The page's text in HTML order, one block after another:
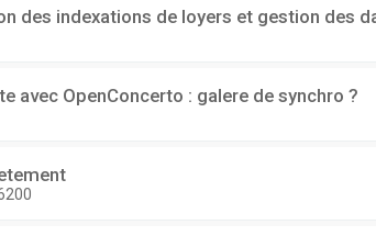
des indexations de loyers et gestion des
avec OpenConcerto : galere de synchro ?